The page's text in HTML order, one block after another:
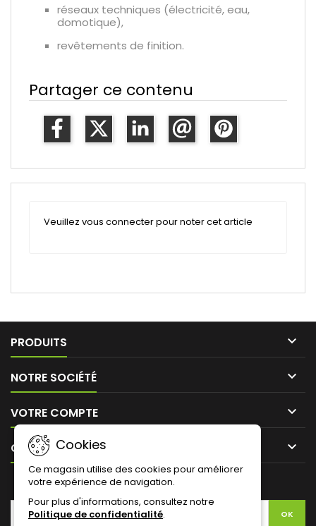
réseaux techniques (électricité, eau,
domotique),
revêtements de finition.
Partager ce contenu
Veuillez vous connecter pour noter cet article
PRODUITS 
NOTRE SOCIÉTÉ 
VOTRE COMPTE 
CONTACT 
Cookies
Ce magasin utilise des cookies pour améliorer
votre expérience de navigation.
Pour plus d'informations, consultez notre
Politique de confidentialité.
LETTRE D'INFORMATIONS